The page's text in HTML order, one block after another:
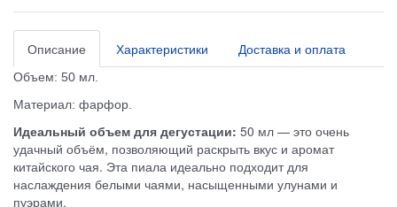
Описание Характеристики Доставка и оплата
Объем: 50 мл.
Материал: фарфор.
Идеальный объем для дегустации: 50 мл — это очень
удачный объём, позволяющий раскрыть вкус и аромат
китайского чая. Эта пиала идеально подходит для
наслаждения белыми чаями, насыщенными улунами и
пуэрами.